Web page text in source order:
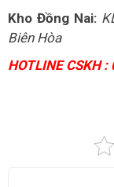
Kho Đồng Nai:
Biên Hòa
HOTLINE CSKH